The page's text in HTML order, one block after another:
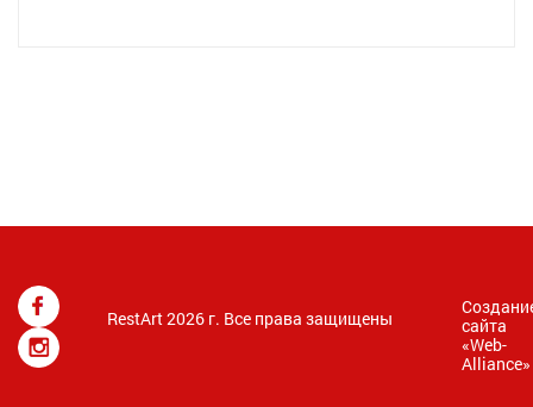
RestArt 2026 г. Все права защищены
сайта
«Web-
Alliance»